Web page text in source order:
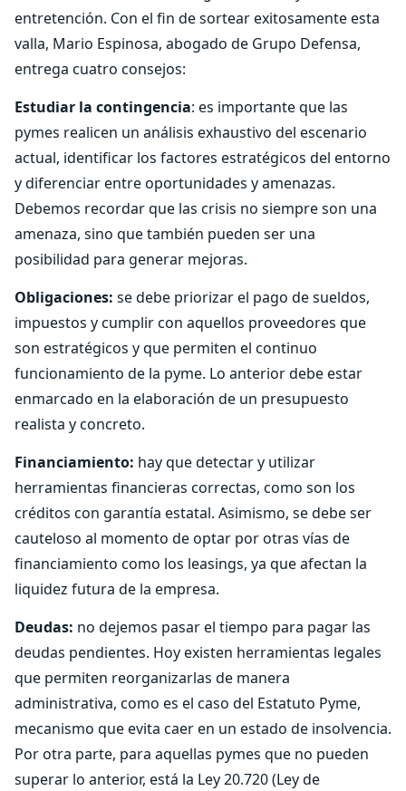
entretención. Con el fin de sortear exitosamente esta
valla, Mario Espinosa, abogado de Grupo Defensa,
entrega cuatro consejos:
Estudiar la contingencia: es importante que las
pymes realicen un análisis exhaustivo del escenario
actual, identificar los factores estratégicos del entorno
y diferenciar entre oportunidades y amenazas.
Debemos recordar que las crisis no siempre son una
amenaza, sino que también pueden ser una
posibilidad para generar mejoras.
Obligaciones: se debe priorizar el pago de sueldos,
impuestos y cumplir con aquellos proveedores que
son estratégicos y que permiten el continuo
funcionamiento de la pyme. Lo anterior debe estar
enmarcado en la elaboración de un presupuesto
realista y concreto.
Financiamiento: hay que detectar y utilizar
herramientas financieras correctas, como son los
créditos con garantía estatal. Asimismo, se debe ser
cauteloso al momento de optar por otras vías de
financiamiento como los leasings, ya que afectan la
liquidez futura de la empresa.
Deudas: no dejemos pasar el tiempo para pagar las
deudas pendientes. Hoy existen herramientas legales
que permiten reorganizarlas de manera
administrativa, como es el caso del Estatuto Pyme,
mecanismo que evita caer en un estado de insolvencia.
Por otra parte, para aquellas pymes que no pueden
superar lo anterior, está la Ley 20.720 (Ley de